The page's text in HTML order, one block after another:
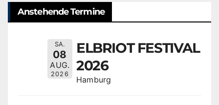
Anstehende Termine
SA.
08
AUG.
2026
ELBRIOT FESTIVAL
2026
Hamburg